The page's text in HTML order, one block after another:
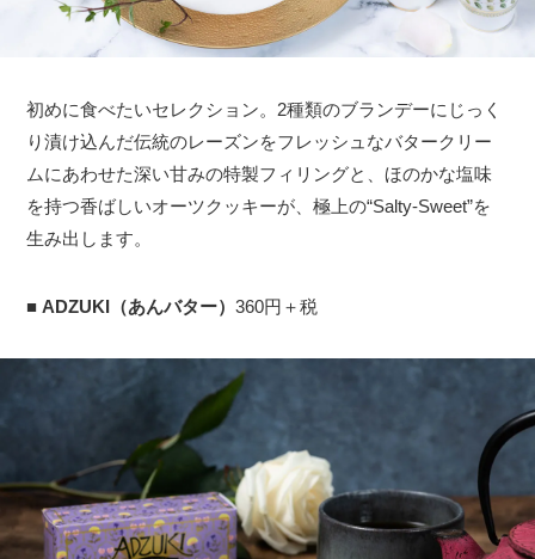
初めに食べたいセレクション。2種類のブランデーにじっく
り漬け込んだ伝統のレーズンをフレッシュなバタークリー
ムにあわせた深い甘みの特製フィリングと、ほのかな塩味
を持つ香ばしいオーツクッキーが、極上の“Salty-Sweet”を
生み出します。
■ADZUKI（あんバター）360円＋税